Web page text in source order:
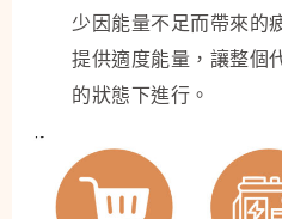
少因能量不足而帶來的
提供適度能量，讓整個
的狀態下進行。